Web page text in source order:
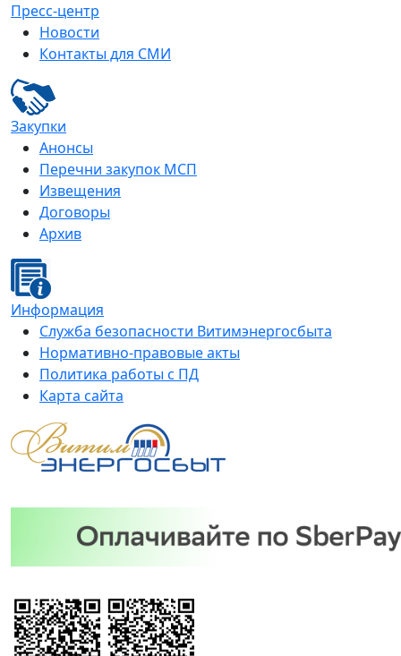
Пресс-центр
Новости
Контакты для СМИ
Закупки
Анонсы
Перечни закупок МСП
Извещения
Договоры
Архив
Информация
Служба безопасности Витимэнергосбыта
Нормативно-правовые акты
Политика работы с ПД
Карта сайта